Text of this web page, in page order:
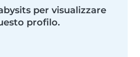
per visualizzare
profilo.